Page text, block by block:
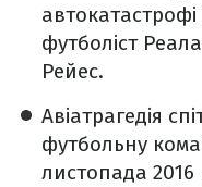
футболіст
Рейес.
Авіатрагедія
футбольну
листопада 2016